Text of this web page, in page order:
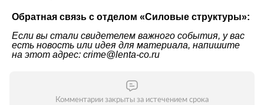
Обратная связь с отделом «Силовые структуры»:
Если вы стали свидетелем важного события, у вас
есть новость или идея для материала, напишите
на этот адрес: crime@lenta-co.ru
Комментарии закрыты за истечением срока